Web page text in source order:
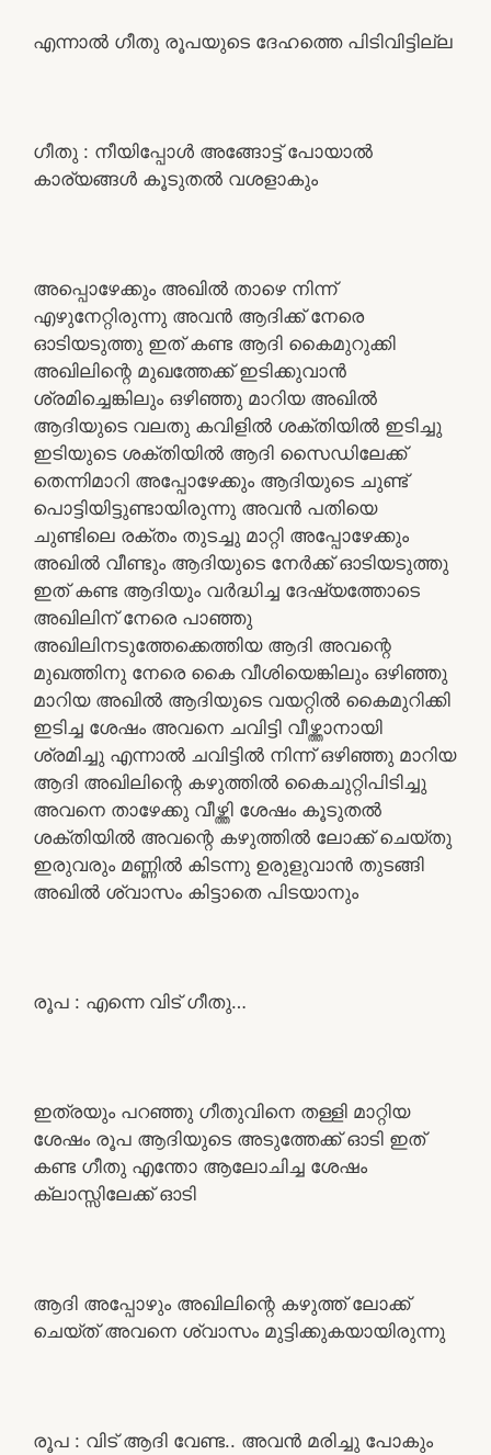
എന്നാൽ ഗീതു രൂപയുടെ ദേഹത്തെ പിടിവിട്ടില്ല
ഗീതു : നീയിപ്പോൾ അങ്ങോട്ട് പോയാൽ
കാര്യങ്ങൾ കൂടുതൽ വശളാകും
അപ്പൊഴേക്കും അഖിൽ താഴെ നിന്ന്
എഴുനേറ്റിരുന്നു അവൻ ആദിക്ക് നേരെ
ഓടിയടുത്തു ഇത് കണ്ട ആദി കൈമുറുക്കി
അഖിലിന്റെ മുഖത്തേക്ക് ഇടിക്കുവാൻ
ശ്രമിച്ചെങ്കിലും ഒഴിഞ്ഞു മാറിയ അഖിൽ
ആദിയുടെ വലതു കവിളിൽ ശക്തിയിൽ ഇടിച്ചു
ഇടിയുടെ ശക്തിയിൽ ആദി സൈഡിലേക്ക്
തെന്നിമാറി അപ്പോഴേക്കും ആദിയുടെ ചുണ്ട്
പൊട്ടിയിട്ടുണ്ടായിരുന്നു അവൻ പതിയെ
ചുണ്ടിലെ രക്തം തുടച്ചു മാറ്റി അപ്പോഴേക്കും
അഖിൽ വീണ്ടും ആദിയുടെ നേർക്ക് ഓടിയടുത്തു
ഇത് കണ്ട ആദിയും വർദ്ധിച്ച ദേഷ്യത്തോടെ
അഖിലിന്‌ നേരെ പാഞ്ഞു
അഖിലിനടുത്തേക്കെത്തിയ ആദി അവന്റെ
മുഖത്തിനു നേരെ കൈ വീശിയെങ്കിലും ഒഴിഞ്ഞു
മാറിയ അഖിൽ ആദിയുടെ വയറ്റിൽ കൈമുറിക്കി
ഇടിച്ച ശേഷം അവനെ ചവിട്ടി വീഴ്ത്താനായി
ശ്രമിച്ചു എന്നാൽ ചവിട്ടിൽ നിന്ന് ഒഴിഞ്ഞു മാറിയ
ആദി അഖിലിന്റെ കഴുത്തിൽ കൈചുറ്റിപിടിച്ചു
അവനെ താഴേക്കു വീഴ്ത്തി ശേഷം കൂടുതൽ
ശക്തിയിൽ അവന്റെ കഴുത്തിൽ ലോക്ക് ചെയ്തു
ഇരുവരും മണ്ണിൽ കിടന്നു ഉരുളുവാൻ തുടങ്ങി
അഖിൽ ശ്വാസം കിട്ടാതെ പിടയാനും
രൂപ : എന്നെ വിട് ഗീതു…
ഇത്രയും പറഞ്ഞു ഗീതുവിനെ തള്ളി മാറ്റിയ
ശേഷം രൂപ ആദിയുടെ അടുത്തേക്ക് ഓടി ഇത്
കണ്ട ഗീതു എന്തോ ആലോചിച്ച ശേഷം
ക്ലാസ്സിലേക്ക് ഓടി
ആദി അപ്പോഴും അഖിലിന്റെ കഴുത്ത്‌ ലോക്ക്
ചെയ്ത് അവനെ ശ്വാസം മുട്ടിക്കുകയായിരുന്നു
രൂപ : വിട് ആദി വേണ്ട.. അവൻ മരിച്ചു പോകും